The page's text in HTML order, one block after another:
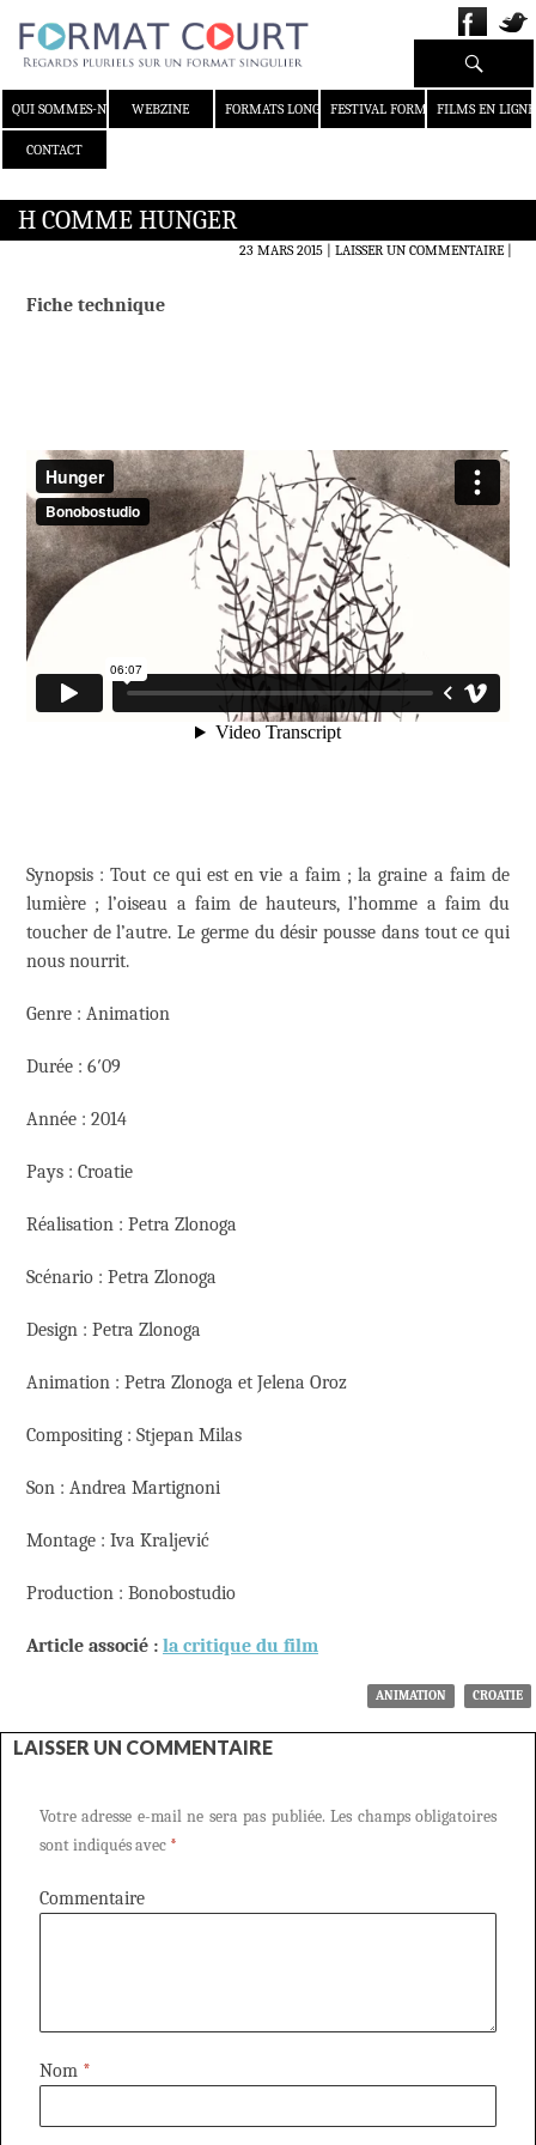
QUI SOMMES-NOUS ?WEBZINE FORMATS LONGS FESTIVAL FORMAT COURT
FILMS EN LIGNE
CONTACT
Recherche
H COMME HUNGER
23 MARS 2015 LAISSER UN COMMENTAIRE|
Fiche technique
Synopsis : Tout ce qui est en vie a faim ; la graine a faim de
lumière ; l’oiseau a faim de hauteurs, l’homme a faim du
toucher de l’autre. Le germe du désir pousse dans tout ce qui
nous nourrit.
Genre : Animation
Durée : 6′09
Année : 2014
Pays : Croatie
Réalisation : Petra Zlonoga
Scénario : Petra Zlonoga
Design : Petra Zlonoga
Animation : Petra Zlonoga et Jelena Oroz
Compositing : Stjepan Milas
Son : Andrea Martignoni
Montage : Iva Kraljević
Production : Bonobostudio
Article associé : la critique du film
ANIMATION CROATIE
LAISSER UN COMMENTAIRE
Votre adresse e-mail ne sera pas publiée. Les champs obligatoires
sont indiqués avec *
Commentaire
Nom *